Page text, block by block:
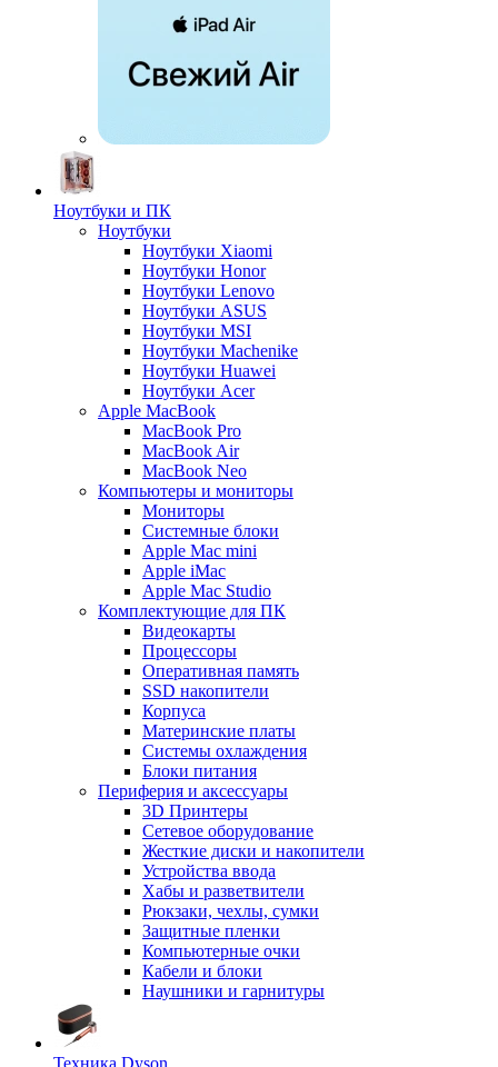
Ноутбуки и ПК
Ноутбуки
Ноутбуки Xiaomi
Ноутбуки Honor
Ноутбуки Lenovo
Ноутбуки ASUS
Ноутбуки MSI
Ноутбуки Machenike
Ноутбуки Huawei
Ноутбуки Acer
Apple MacBook
MacBook Pro
MacBook Air
MacBook Neo
Компьютеры и мониторы
Мониторы
Системные блоки
Apple Mac mini
Apple iMac
Apple Mac Studio
Комплектующие для ПК
Видеокарты
Процессоры
Оперативная память
SSD накопители
Корпуса
Материнские платы
Системы охлаждения
Блоки питания
Периферия и аксессуары
3D Принтеры
Сетевое оборудование
Жесткие диски и накопители
Устройства ввода
Хабы и разветвители
Рюкзаки, чехлы, сумки
Защитные пленки
Компьютерные очки
Кабели и блоки
Наушники и гарнитуры
Техника Dyson